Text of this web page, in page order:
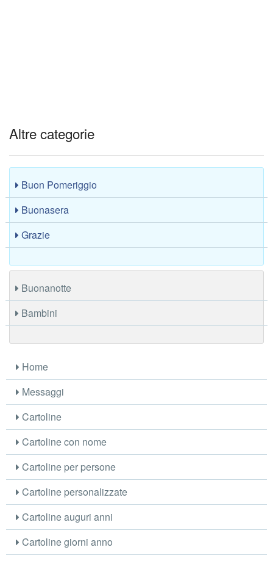
Altre categorie
Buon Pomeriggio
Buonasera
Grazie
Buonanotte
Bambini
Home
Messaggi
Cartoline
Cartoline con nome
Cartoline per persone
Cartoline personalizzate
Cartoline auguri anni
Cartoline giorni anno